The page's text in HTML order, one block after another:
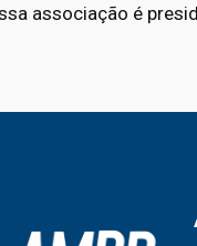
associação é